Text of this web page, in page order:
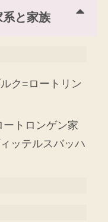
と家族
ク=ロートリン
トロンゲン家
ッテルスバッハ